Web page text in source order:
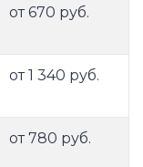
от 670 руб.
от 1 340 руб.
от 780 руб.